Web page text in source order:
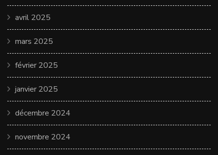
avril 2025
mars 2025
février 2025
janvier 2025
décembre 2024
novembre 2024